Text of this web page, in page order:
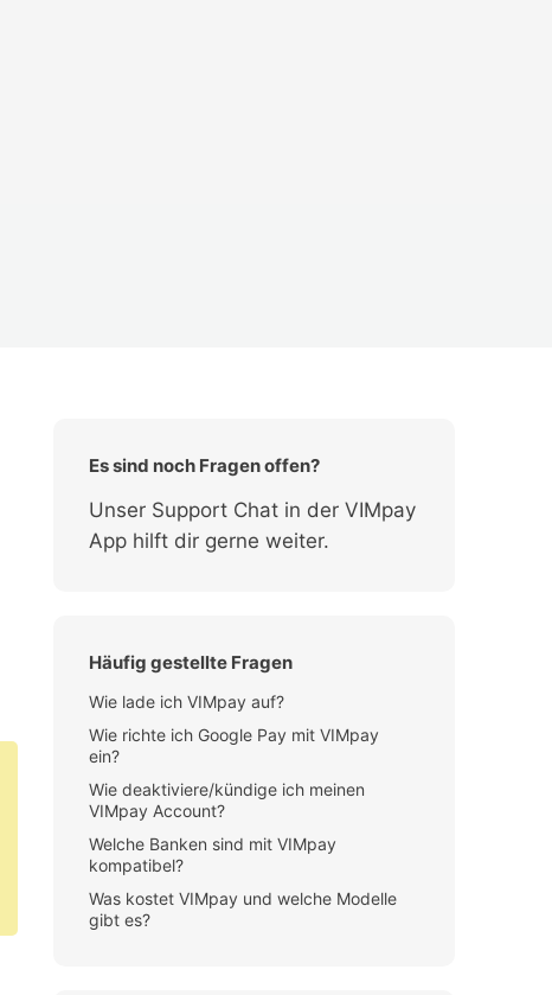
Es sind noch Fragen offen?
Unser Support Chat in der VIMpay
App hilft dir gerne weiter.
Häufig gestellte Fragen
Wie lade ich VIMpay auf?
Wie richte ich Google Pay mit VIMpay
ein?
Wie deaktiviere/kündige ich meinen
VIMpay Account?
Welche Banken sind mit VIMpay
kompatibel?
Was kostet VIMpay und welche Modelle
gibt es?